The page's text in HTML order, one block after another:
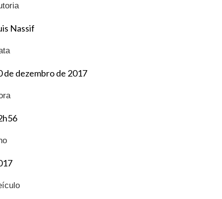
Nassif
de dezembro de 2017